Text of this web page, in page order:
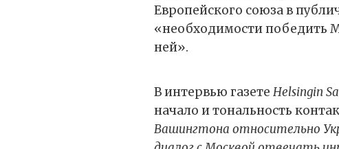
Европейского союза в
«необходимости победить
ней».
В интервью газете Helsingin
начало и тональность
Вашингтона относительно